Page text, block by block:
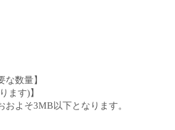
数量】
ます)】
よそ3MB以下となります。